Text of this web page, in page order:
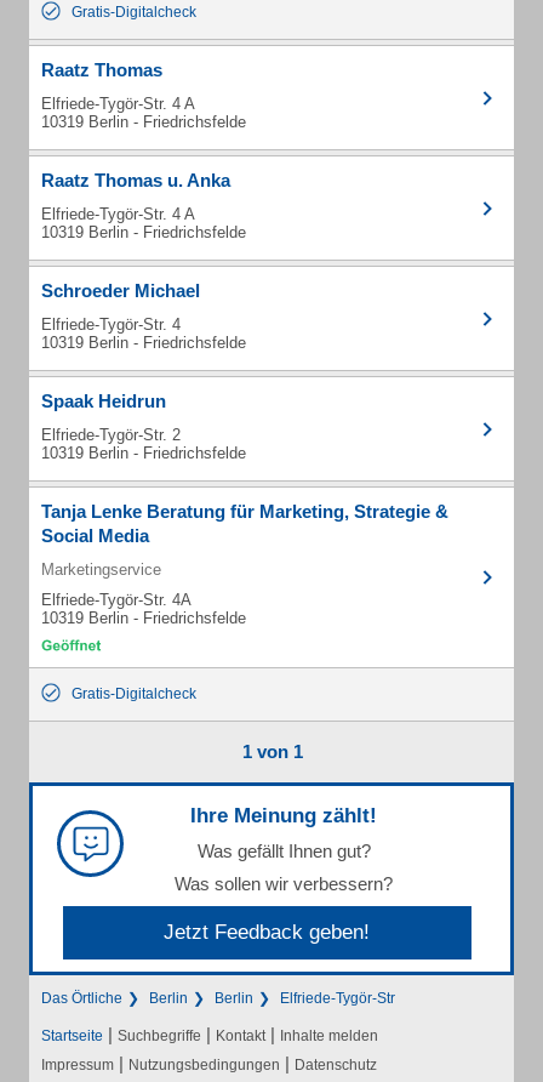
Gratis-Digitalcheck
Raatz Thomas
Elfriede-Tygör-Str. 4 A
10319 Berlin - Friedrichsfelde
Raatz Thomas u. Anka
Elfriede-Tygör-Str. 4 A
10319 Berlin - Friedrichsfelde
Schroeder Michael
Elfriede-Tygör-Str. 4
10319 Berlin - Friedrichsfelde
Spaak Heidrun
Elfriede-Tygör-Str. 2
10319 Berlin - Friedrichsfelde
Tanja Lenke Beratung für Marketing, Strategie &
Social Media
Marketingservice
Elfriede-Tygör-Str. 4A
10319 Berlin - Friedrichsfelde
Gratis-Digitalcheck
1 von 1
Ihre Meinung zählt!
Was gefällt Ihnen gut?
Was sollen wir verbessern?
Jetzt Feedback geben!
Das Örtliche Berlin Berlin Elfriede-Tygör-Str
Startseite | Suchbegriffe | Kontakt | Inhalte melden
Impressum | Nutzungsbedingungen | Datenschutz